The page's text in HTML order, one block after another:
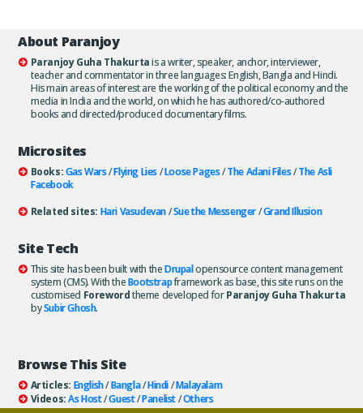
About Paranjoy
Paranjoy Guha Thakurtais a writer, speaker, anchor, interviewer,
teacher and commentator in three languages: English, Bangla and Hindi.
His main areas of interest are the working of the political economy and the
media in India and the world, on which he has authored/co-authored
books and directed/produced documentary films.
Microsites
Books:Gas Wars/Flying Lies/Loose Pages/The Adani Files/The Asli
Facebook
Related sites: Hari Vasudevan/Sue the Messenger/Grand Illusion
Site Tech
This site has been built with theDrupalopensource content management
system (CMS). With theBootstrapframework as base, this site runs on the
customised Forewordtheme developed forParanjoy Guha Thakurta
bySubir Ghosh.
Browse This Site
Articles: English/Bangla/Hindi/Malayalam
Videos: As Host/Guest/Panelist/Others